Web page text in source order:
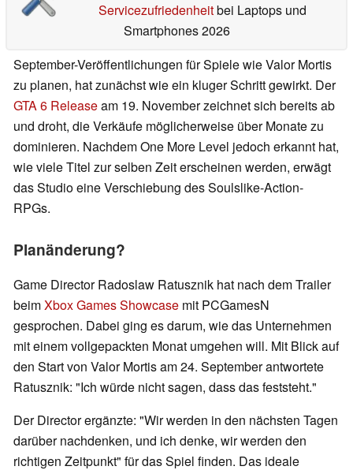
Servicezufriedenheitbei Laptops und
Smartphones 2026
September-Veröffentlichungen für Spiele wie Valor Mortis
zu planen, hat zunächst wie ein kluger Schritt gewirkt. Der
GTA 6 Releaseam 19. November zeichnet sich bereits ab
und droht, die Verkäufe möglicherweise über Monate zu
dominieren. Nachdem One More Level jedoch erkannt hat,
wie viele Titel zur selben Zeit erscheinen werden, erwägt
das Studio eine Verschiebung des Soulslike-Action-
RPGs.
Planänderung?
Game Director Radoslaw Ratusznik hat nach dem Trailer
beimXbox Games Showcase mit PCGamesN
gesprochen. Dabei ging es darum, wie das Unternehmen
mit einem vollgepackten Monat umgehen will. Mit Blick auf
den Start von Valor Mortis am 24. September antwortete
Ratusznik: "Ich würde nicht sagen, dass das feststeht."
Der Director ergänzte: "Wir werden in den nächsten Tagen
darüber nachdenken, und ich denke, wir werden den
richtigen Zeitpunkt" für das Spiel finden. Das ideale